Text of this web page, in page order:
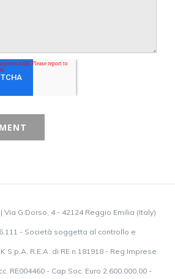
G.Dorso, 4 - 42124 Reggio Emilia (Italy)
- Società soggetta al controllo e
S.p.A. R.E.A. di RE n.181918 - Reg.Imprese
RE004460 - Cap.Soc. Euro 2.600.000,00 -